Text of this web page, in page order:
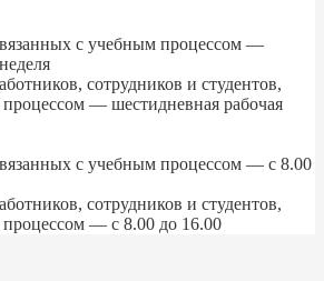
с учебным процессом —
сотрудников и студентов,
— шестидневная рабочая
с учебным процессом — с 8.00
сотрудников и студентов,
— с 8.00 до 16.00